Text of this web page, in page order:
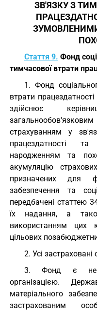
ЗВ'ЯЗКУ З
Стаття 9. Фонд
тимчасової втрати
1. Фонд
втрати
здійснює
страхуванням у
працездатності
народженням та
акумуляцію
призначених для
забезпечення та
передбачені статтею
їх надання, а
використанням
цільових
2. Усі
3. Фонд є
організацією.
матеріального
застрахованим